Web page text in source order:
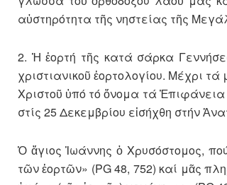
αὐστηρότητα τῆς νηστείας τῆς
2. Ἡ ἑορτή τῆς κατά σάρκα
χριστιανικοῦ ἑορτολογίου. Μέχρι
Χριστοῦ ὑπό τό ὄνομα τά Ἐπιφάνεια
στίς 25 Δεκεμβρίου εἰσήχθη στήν
Ὁ ἅγιος Ἰωάννης ὁ Χρυσόστομος,
τῶν ἑορτῶν» (PG 48, 752) καί μᾶς